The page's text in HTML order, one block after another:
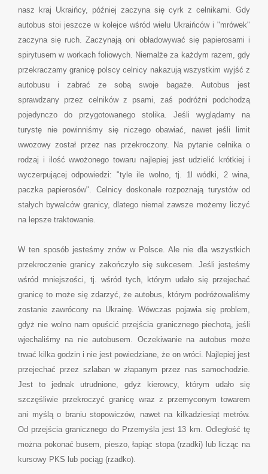
nasz kraj Ukraińcy, później zaczyna się cyrk z celnikami. Gdy
autobus stoi jeszcze w kolejce wśród wielu Ukraińców i "mrówek"
zaczyna się ruch. Zaczynają oni obładowywać się papierosami i
spirytusem w workach foliowych. Niemalże za każdym razem, gdy
przekraczamy granicę polscy celnicy nakazują wszystkim wyjść z
autobusu i zabrać ze sobą swoje bagaże. Autobus jest
sprawdzany przez celników z psami, zaś podróżni podchodzą
pojedynczo do przygotowanego stolika. Jeśli wyglądamy na
turystę nie powinniśmy się niczego obawiać, nawet jeśli limit
wwozowy został przez nas przekroczony. Na pytanie celnika o
rodzaj i ilość wwożonego towaru najlepiej jest udzielić krótkiej i
wyczerpującej odpowiedzi: "tyle ile wolno, tj. 1l wódki, 2 wina,
paczka papierosów". Celnicy doskonale rozpoznają turystów od
stałych bywalców granicy, dlatego niemal zawsze możemy liczyć
na lepsze traktowanie.
W ten sposób jesteśmy znów w Polsce. Ale nie dla wszystkich
przekroczenie granicy zakończyło się sukcesem. Jeśli jesteśmy
wśród mniejszości, tj. wśród tych, którym udało się przejechać
granicę to może się zdarzyć, że autobus, którym podróżowaliśmy
zostanie zawrócony na Ukrainę. Wówczas pojawia się problem,
gdyż nie wolno nam opuścić przejścia granicznego piechotą, jeśli
wjechaliśmy na nie autobusem. Oczekiwanie na autobus może
trwać kilka godzin i nie jest powiedziane, że on wróci. Najlepiej jest
przejechać przez szlaban w złapanym przez nas samochodzie.
Jest to jednak utrudnione, gdyż kierowcy, którym udało się
szczęśliwie przekroczyć granicę wraz z przemyconym towarem
ani myślą o braniu stopowiczów, nawet na kilkadziesiąt metrów.
Od przejścia granicznego do Przemyśla jest 13 km. Odległość tę
można pokonać busem, pieszo, łapiąc stopa (rzadki) lub licząc na
kursowy PKS lub pociąg (rzadko).